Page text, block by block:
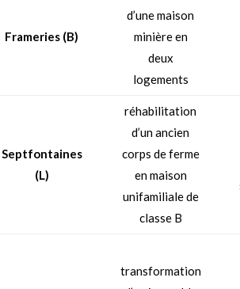
Frameries (B)
d’une maison
minière en
deux
logements
Septfontaines
(L)
réhabilitation
d’un ancien
corps de ferme
en maison
unifamiliale de
classe B
transformation